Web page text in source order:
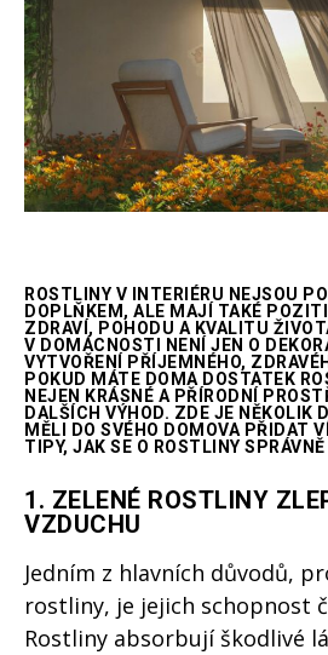
ROSTLINY V INTERIÉRU NEJSOU
DOPLŇKEM, ALE MAJÍ TAKÉ
ZDRAVÍ, POHODU A KVALITU
V DOMÁCNOSTI NENÍ JEN O
VYTVOŘENÍ PŘÍJEMNÉHO,
POKUD MÁTE DOMA DOSTATEK
NEJEN KRÁSNÉ A PŘÍRODNÍ
DALŠÍCH VÝHOD. ZDE JE NĚKOLIK
MĚLI DO SVÉHO DOMOVA PŘIDAT
TIPY, JAK SE O ROSTLINY SPRÁVNĚ
1. ZELENÉ ROSTLINY
VZDUCHU
Jedním z hlavních důvodů,
rostliny, je jejich schopnost
Rostliny absorbují škodlivé